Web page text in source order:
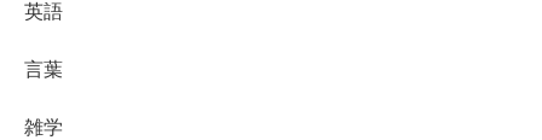
英語
言葉
雑学